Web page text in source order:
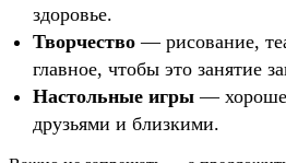
здоровье.
Творчество — рисование,
главное, чтобы это занятие
Настольные игры —
друзьями и близкими.